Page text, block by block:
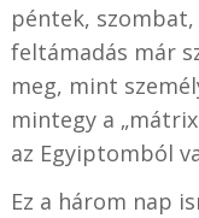
péntek, szombat,
feltámadás már
meg, mint
mintegy a
az Egyiptomból
Ez a három nap